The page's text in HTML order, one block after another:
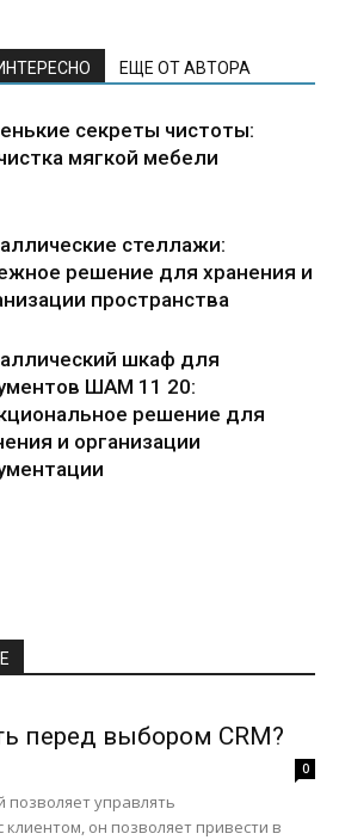
ЕЩЕ ОТ АВТОРА
секреты чистоты:
мягкой мебели
стеллажи:
решение для хранения и
пространства
шкаф для
ШАМ 11 20:
решение для
и организации
перед выбором CRM?
0
позволяет управлять
он позволяет привести в